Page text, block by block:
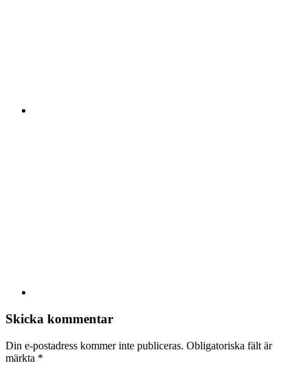
Skicka kommentar
Din e-postadress kommer inte publiceras. Obligatoriska fält är
märkta *